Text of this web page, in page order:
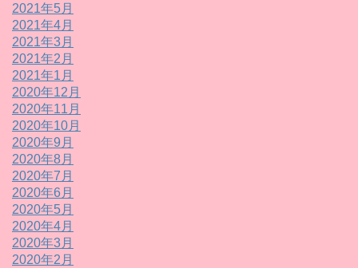
2021年5月
2021年4月
2021年3月
2021年2月
2021年1月
2020年12月
2020年11月
2020年10月
2020年9月
2020年8月
2020年7月
2020年6月
2020年5月
2020年4月
2020年3月
2020年2月